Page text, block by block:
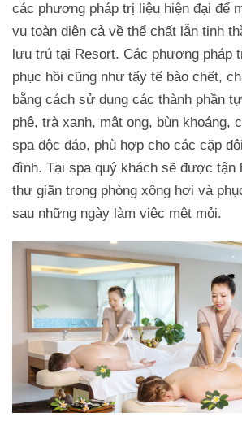
các phương pháp trị liệu hiện đại để
vụ toàn diện cả về thể chất lẫn tinh
lưu trú tại Resort. Các phương pháp
phục hồi cũng như tẩy tế bào chết,
bằng cách sử dụng các thành phần
phê, trà xanh, mật ong, bùn khoáng,
spa độc đáo, phù hợp cho các cặp
đình. Tại spa quý khách sẽ được tận
thư giãn trong phòng xông hơi và
sau những ngày làm việc mệt mỏi.